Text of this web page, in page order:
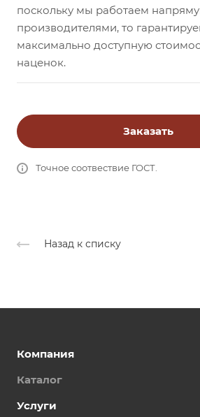
поскольку мы работаем
производителями, то
максимально доступную
наценок.
Заказать
Точное соотвествие ГОСТ.
Назад к списку
Компания
Каталог
Услуги